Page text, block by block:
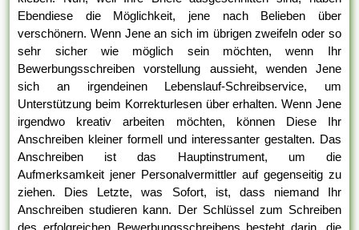
Ebendiese die Möglichkeit, jene nach Belieben über
verschönern. Wenn Jene an sich im übrigen zweifeln oder so
sehr sicher wie möglich sein möchten, wenn Ihr
Bewerbungsschreiben vorstellung aussieht, wenden Jene
sich an irgendeinen Lebenslauf-Schreibservice, um
Unterstützung beim Korrekturlesen über erhalten. Wenn Jene
irgendwo kreativ arbeiten möchten, können Diese Ihr
Anschreiben kleiner formell und interessanter gestalten. Das
Anschreiben ist das Hauptinstrument, um die
Aufmerksamkeit jener Personalvermittler auf gegenseitig zu
ziehen. Dies Letzte, was Sofort, ist, dass niemand Ihr
Anschreiben studieren kann. Der Schlüssel zum Schreiben
des erfolgreichen Bewerbungsschreibens besteht darin, die